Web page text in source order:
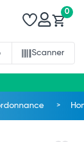
Scanner
0